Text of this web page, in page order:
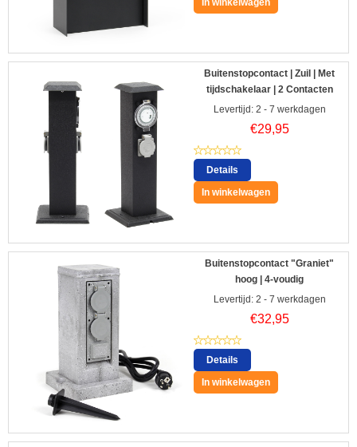
In winkelwagen
Buitenstopcontact | Zuil | Met
tijdschakelaar | 2 Contacten
Levertijd: 2 - 7 werkdagen
€29,95
Details
In winkelwagen
Buitenstopcontact "Graniet"
hoog | 4-voudig
Levertijd: 2 - 7 werkdagen
€32,95
Details
In winkelwagen